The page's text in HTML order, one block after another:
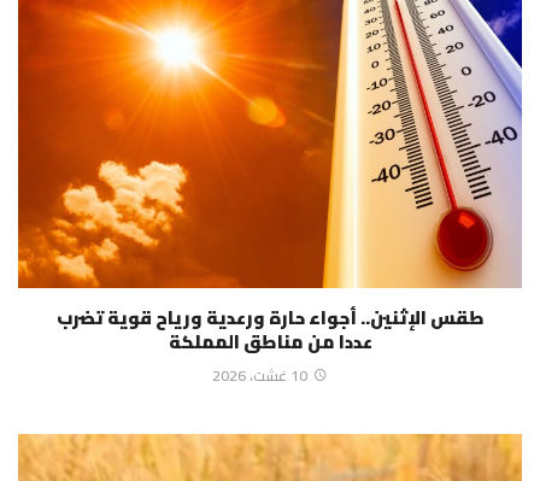
طقس الإثنين.. أجواء حارة ورعدية ورياح قوية تضرب
عددا من مناطق المملكة
10 غشت، 2026